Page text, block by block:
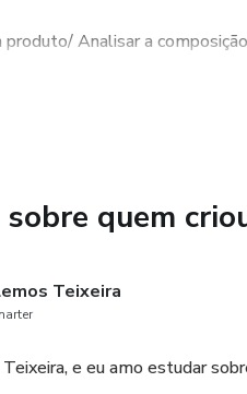
Analisar a composição
fazer skincare
sobre quem
Teixeira
e eu amo estudar